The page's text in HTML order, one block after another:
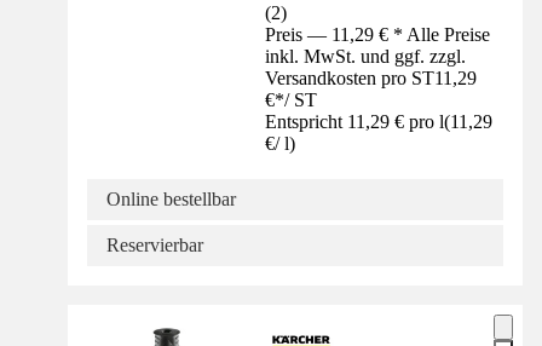
(2)
Preis — 11,29 € * Alle Preise
inkl. MwSt. und ggf. zzgl.
Versandkosten pro ST11,29
€*/ ST
Entspricht 11,29 € pro l(11,29
€/ l)
Online bestellbar
Reservierbar